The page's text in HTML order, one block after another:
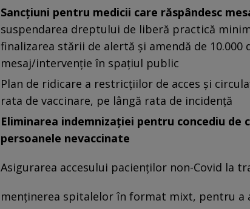
Sancțiuni pentru medicii care răspândesc
suspendarea dreptului de liberă practică
finalizarea stării de alertă și amendă de 10.000
mesaj/intervenție în spațiul public
Plan de ridicare a restricțiilor de acces și
rata de vaccinare, pe lângă rata de incidență
Eliminarea indemnizației pentru concediu de
persoanele nevaccinate
Asigurarea accesului pacienților non-Covid la
menținerea spitalelor în format mixt, pentru a